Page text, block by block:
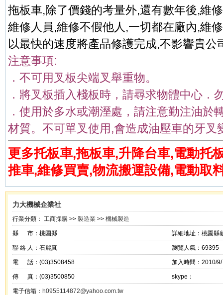
拖板車,除了價錢的考量外,還有數年後,維
維修人員,維修不假他人,一切都在廠內,維
以最快的速度將產品修護完成,不影響貴公
注意事項:
．不可用叉板尖端叉舉重物。
．將叉板插入棧板時，請尋求物體中心．
．使用於多水或潮溼處，請注意勤注油於
材質。不可單叉使用,會造成油壓車的牙叉
更多托板車,拖板車,升降台車,電動托
推車,維修買賣,物流搬運設備,電動取
力大機械企業社
行業分類： 工商採購 >> 製造業 >> 機械製造
縣 市：桃園縣 詳細地址：桃園縣
聯 絡 人：石麗真 瀏覽人氣：69395
電 話：(03)3508458 加入時間：2010/
傳 真：(03)3500850 skype：
電子信箱： h0955114872@yahoo.com.tw